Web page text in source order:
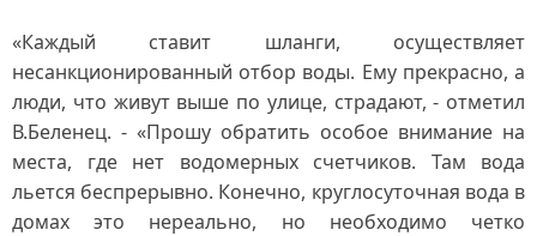
«Каждый ставит шланги, осуществляет
несанкционированный отбор воды. Ему прекрасно, а
люди, что живут выше по улице, страдают, - отметил
В.Беленец. - «Прошу обратить особое внимание на
места, где нет водомерных счетчиков. Там вода
льется беспрерывно. Конечно, круглосуточная вода в
домах это нереально, но необходимо четко